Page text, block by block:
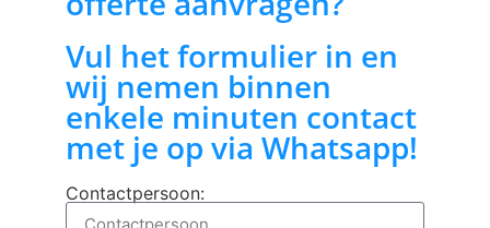
Vul het formulier in en
wij nemen binnen
enkele minuten contact
met je op via Whatsapp!
Contactpersoon: